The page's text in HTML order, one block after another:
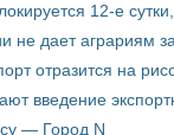
12-е
не дает аграриям
отразится на
введение
— Город N